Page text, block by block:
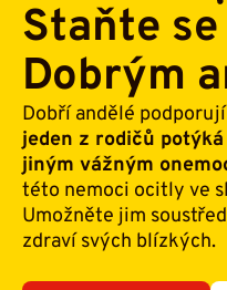
Staňte
Dobrým
Dobří andělé
jeden z rodičů
jiným vážným
této nemoci ocitly ve
Umožněte jim
zdraví svých blízkých.